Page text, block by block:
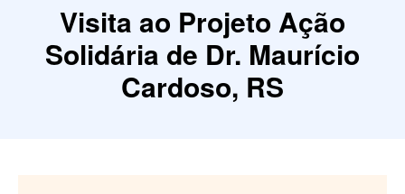
Visita ao Projeto Ação
Solidária de Dr. Maurício
Cardoso, RS